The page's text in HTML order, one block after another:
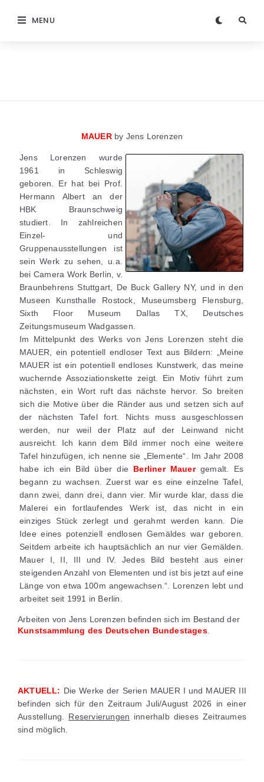
MENU
MAUERby Jens Lorenzen
Jens Lorenzen wurde
1961 in Schleswig
geboren. Er hat bei Prof.
Hermann Albert an der
HBK Braunschweig
studiert. In zahlreichen
Einzel- und
Gruppenausstellungen ist
sein Werk zu sehen, u.a.
bei Camera Work Berlin, v.
Braunbehrens Stuttgart, De Buck Gallery NY, und in den
Museen Kunsthalle Rostock, Museumsberg Flensburg,
Sixth Floor Museum Dallas TX, Deutsches
Zeitungsmuseum Wadgassen.
Im Mittelpunkt des Werks von Jens Lorenzen steht die
MAUER, ein potentiell endloser Text aus Bildern: „Meine
MAUER ist ein potentiell endloses Kunstwerk, das meine
wuchernde Assoziationskette zeigt. Ein Motiv führt zum
nächsten, ein Wort ruft das nächste hervor. So breiten
sich die Motive über die Ränder aus und setzen sich auf
der nächsten Tafel fort. Nichts muss ausgeschlossen
werden, nur weil der Platz auf der Leinwand nicht
ausreicht. Ich kann dem Bild immer noch eine weitere
Tafel hinzufügen, ich nenne sie „Elemente“. Im Jahr 2008
habe ich ein Bild über die Berliner Mauergemalt. Es
begann zu wachsen. Zuerst war es eine einzelne Tafel,
dann zwei, dann drei, dann vier. Mir wurde klar, dass die
Malerei ein fortlaufendes Werk ist, das nicht in ein
einziges Stück zerlegt und gerahmt werden kann. Die
Idee eines potenziell endlosen Gemäldes war geboren.
Seitdem arbeite ich hauptsächlich an nur vier Gemälden.
Mauer I, II, III und IV. Jedes Bild besteht aus einer
steigenden Anzahl von Elementen und ist bis jetzt auf eine
Länge von etwa 100m angewachsen.“. Lorenzen lebt und
arbeitet seit 1991 in Berlin.
Arbeiten von Jens Lorenzen befinden sich im Bestand der
Kunstsammlung des Deutschen Bundestages.
AKTUELL: Die Werke der Serien MAUER I und MAUER III
befinden sich für den Zeitraum Juli/August 2026 in einer
Ausstellung. Reservierungen innerhalb dieses Zeitraumes
sind möglich.